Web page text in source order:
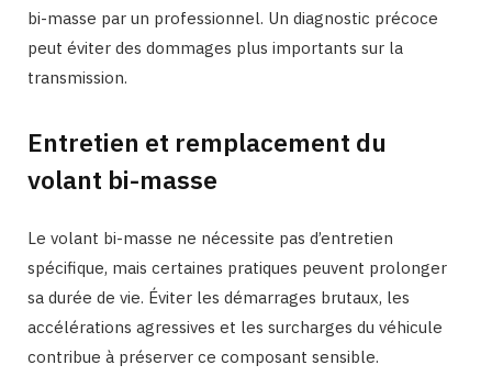
bi-masse par un professionnel. Un diagnostic précoce
peut éviter des dommages plus importants sur la
transmission.
Entretien et remplacement du
volant bi-masse
Le volant bi-masse ne nécessite pas d’entretien
spécifique, mais certaines pratiques peuvent prolonger
sa durée de vie. Éviter les démarrages brutaux, les
accélérations agressives et les surcharges du véhicule
contribue à préserver ce composant sensible.